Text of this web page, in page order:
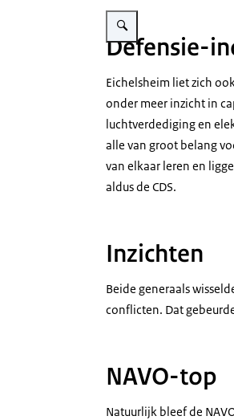
Vergroot afbeelding
Defensie-
Eichelsheim liet zich
onder meer inzicht in
luchtverdediging en
alle van groot belang
van elkaar leren en
aldus de CDS.
Inzichten
Beide generaals
conflicten. Dat
NAVO-top
Natuurlijk bleef de